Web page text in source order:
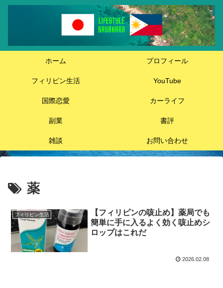
ホーム プロフィール
フィリピン生活 YouTube
国際恋愛 カーライフ
副業 書評
雑談 お問い合わせ
薬
フィリピン生活
【フィリピンの咳止め】薬局でも
簡単に手に入るよく効く咳止めシ
ロップはこれだ
2026.02.08